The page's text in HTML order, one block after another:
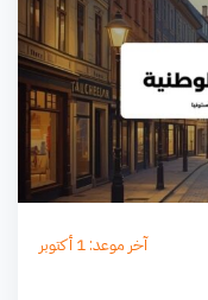
آخر موعد: 1 أكتوبر